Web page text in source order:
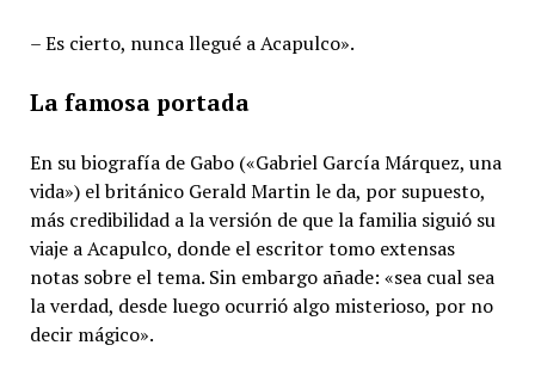
– Es cierto, nunca llegué a Acapulco».
La famosa portada
En su biografía de Gabo («Gabriel García Márquez, una
vida») el británico Gerald Martin le da, por supuesto,
más credibilidad a la versión de que la familia siguió su
viaje a Acapulco, donde el escritor tomo extensas
notas sobre el tema. Sin embargo añade: «sea cual sea
la verdad, desde luego ocurrió algo misterioso, por no
decir mágico».